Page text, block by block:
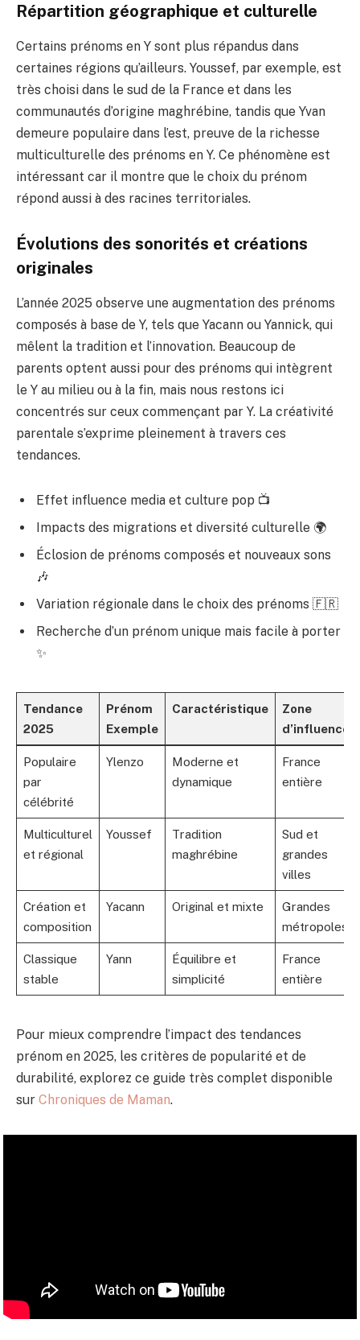
Répartition géographique et culturelle
Certains prénoms en Y sont plus répandus dans
certaines régions qu’ailleurs. Youssef, par exemple, est
très choisi dans le sud de la France et dans les
communautés d’origine maghrébine, tandis que Yvan
demeure populaire dans l’est, preuve de la richesse
multiculturelle des prénoms en Y. Ce phénomène est
intéressant car il montre que le choix du prénom
répond aussi à des racines territoriales.
Évolutions des sonorités et créations
originales
L’année 2025 observe une augmentation des prénoms
composés à base de Y, tels que Yacann ou Yannick, qui
mêlent la tradition et l’innovation. Beaucoup de
parents optent aussi pour des prénoms qui intègrent
le Y au milieu ou à la fin, mais nous restons ici
concentrés sur ceux commençant par Y. La créativité
parentale s’exprime pleinement à travers ces
tendances.
Effet influence media et culture pop 📺
Impacts des migrations et diversité culturelle 🌍
Éclosion de prénoms composés et nouveaux sons
🎶
Variation régionale dans le choix des prénoms 🇫🇷
Recherche d’un prénom unique mais facile à porter
✨
Tendance
2025
Prénom
Exemple
Caractéristique
Zone
d’influence
Populaire
par
célébrité
Ylenzo
Moderne et
dynamique
France
entière
Multiculturel
et régional
Youssef
Tradition
maghrébine
Sud et
grandes
villes
Création et
composition
Yacann Original et mixte
Grandes
métropoles
Classique
stable
Yann
Équilibre et
simplicité
France
entière
Pour mieux comprendre l’impact des tendances
prénom en 2025, les critères de popularité et de
durabilité, explorez ce guide très complet disponible
sur Chroniques de Maman.